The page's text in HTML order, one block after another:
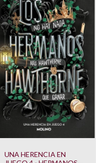
UNA HERENCIA EN